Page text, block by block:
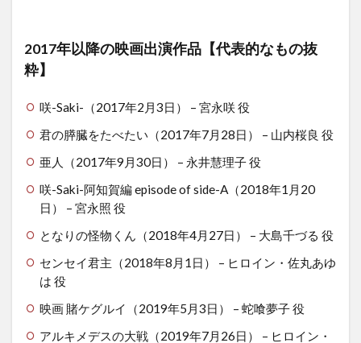
2017年以降の映画出演作品【代表的なもの抜
粋】
咲-Saki-（2017年2月3日） – 宮永咲 役
君の膵臓をたべたい（2017年7月28日） – 山内桜良 役
亜人（2017年9月30日） – 永井慧理子 役
咲-Saki-阿知賀編 episode of side-A（2018年1月20
日） – 宮永照 役
となりの怪物くん（2018年4月27日） – 大島千づる 役
センセイ君主（2018年8月1日） – ヒロイン・佐丸あゆ
は 役
映画 賭ケグルイ（2019年5月3日） – 蛇喰夢子 役
アルキメデスの大戦（2019年7月26日） – ヒロイン・